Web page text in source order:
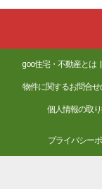
goo住宅・不動産とは
物件に関するお問合せ
個人情報の取
プライバシー